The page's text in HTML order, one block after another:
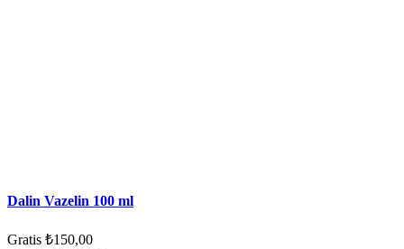
Dalin Vazelin 100 ml
Gratis ₺150,00